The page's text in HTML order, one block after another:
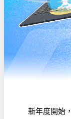
新年度開始